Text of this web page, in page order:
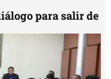
para salir de